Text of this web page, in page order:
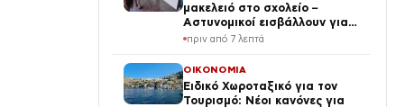
μακελειό στο σχολείο –
Αστυνομικοί εισβάλλουν για
να σώσουν τους μαθητές
πριν από 7 λεπτά
ΟΙΚΟΝΟΜΙΑ
Ειδικό Χωροταξικό για τον
Τουρισμό: Νέοι κανόνες για